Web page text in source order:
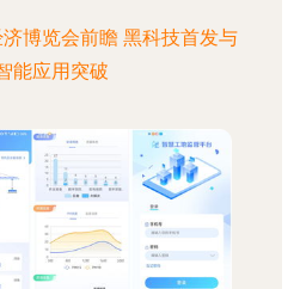
博览会前瞻 黑科技首发与
能应用突破